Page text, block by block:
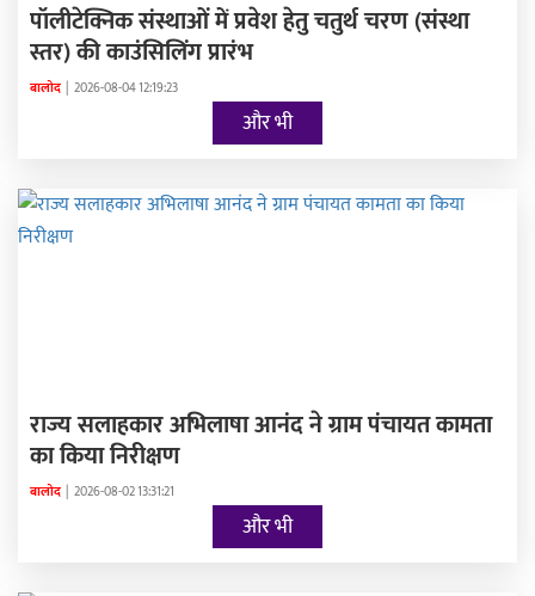
पॉलीटेक्निक संस्थाओं में प्रवेश हेतु चतुर्थ चरण (संस्था
स्तर) की काउंसिलिंग प्रारंभ
बालोद | 2026-08-04 12:19:23
और भी
राज्य सलाहकार अभिलाषा आनंद ने ग्राम पंचायत कामता
का किया निरीक्षण
बालोद | 2026-08-02 13:31:21
और भी